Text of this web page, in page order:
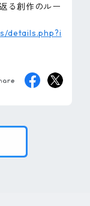
る創作のルー
details.php?i